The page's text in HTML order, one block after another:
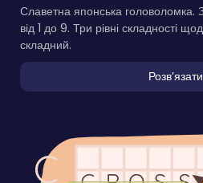
Славетна японська головоломка.
від 1 до 9. Три рівні складності
складний.
Розвʼязати